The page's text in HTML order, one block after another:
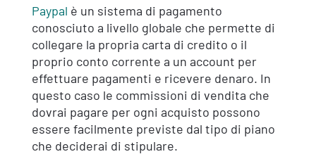
Paypal è un sistema di pagamento
conosciuto a livello globale che permette di
collegare la propria carta di credito o il
proprio conto corrente a un account per
effettuare pagamenti e ricevere denaro. In
questo caso le commissioni di vendita che
dovrai pagare per ogni acquisto possono
essere facilmente previste dal tipo di piano
che deciderai di stipulare.